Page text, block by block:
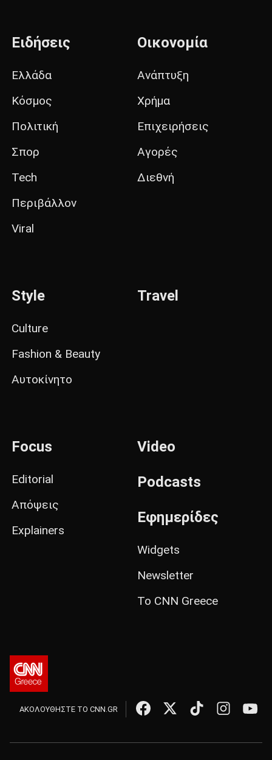
Ειδήσεις
Ελλάδα
Κόσμος
Πολιτική
Σπορ
Tech
Περιβάλλον
Viral
Οικονομία
Ανάπτυξη
Χρήμα
Επιχειρήσεις
Αγορές
Διεθνή
Style
Culture
Fashion & Beauty
Αυτοκίνητο
Travel
Focus
Editorial
Απόψεις
Explainers
Video
Podcasts
Εφημερίδες
Widgets
Newsletter
Το CNN Greece
ΑΚΟΛΟΥΘΗΣΤΕ ΤΟ CNN.GR